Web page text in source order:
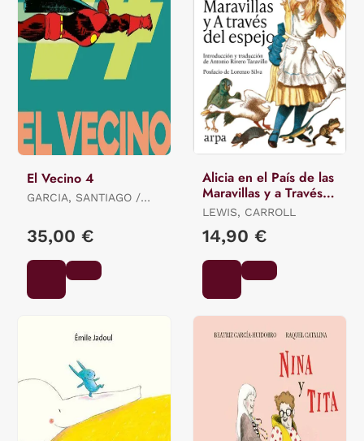
El Vecino 4
GARCIA, SANTIAGO /
35,00 €
Alicia en el País de las
Maravillas y a Través
del Espejo
LEWIS, CARROLL
14,90 €